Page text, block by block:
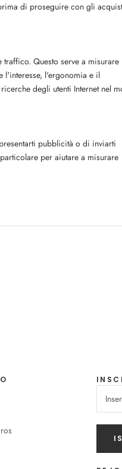
di proseguire con gli
Questo serve a misurare
l'interesse, l'ergonomia e il
degli utenti Internet nel
pubblicità o di inviarti
per aiutare a misurare